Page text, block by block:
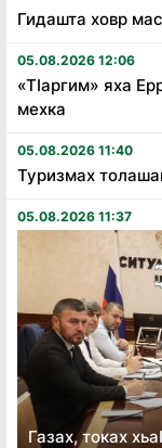
Гидашта ховр
05.08.2026 12:06
«Тӏаргим» яха
мехка
05.08.2026 11:40
Туризмах
05.08.2026 11:37
Газах, токах